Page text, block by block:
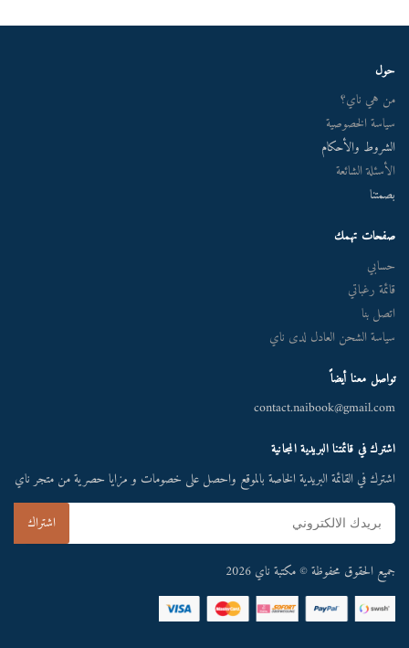
حول
من هي ناي؟
سياسة الخصوصية
الشروط والأحكام
الأسئلة الشائعة
بصمتنا
صفحات تهمك
حسابي
قائمة رغباتي
اتصل بنا
سياسة الشحن العادل لدى ناي
تواصل معنا أيضاً
contact.naibook@gmail.com
اشترك في قائمتنا البريدية المجانية
اشترك في القائمة البريدية الخاصة بالموقع واحصل على خصومات و مزايا حصرية من متجر ناي
جميع الحقوق محفوظة © مكتبة ناي 2026